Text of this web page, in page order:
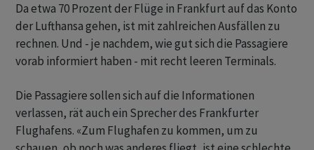
Da etwa 70 Prozent der Flüge in Frankfurt auf das Konto
der Lufthansa gehen, ist mit zahlreichen Ausfällen zu
rechnen. Und - je nachdem, wie gut sich die Passagiere
vorab informiert haben - mit recht leeren Terminals.
Die Passagiere sollen sich auf die Informationen
verlassen, rät auch ein Sprecher des Frankfurter
Flughafens. «Zum Flughafen zu kommen, um zu